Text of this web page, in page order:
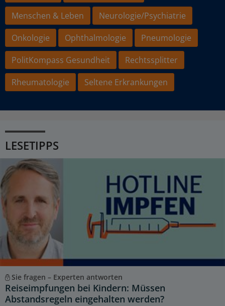
Menschen & Leben
Neurologie/Psychiatrie
Onkologie
Ophthalmologie
Pneumologie
PolitKompass Gesundheit
Rechtssplitter
Rheumatologie
Seltene Erkrankungen
LESETIPPS
Sie fragen – Experten antworten
Reiseimpfungen bei Kindern: Müssen
Abstandsregeln eingehalten werden?